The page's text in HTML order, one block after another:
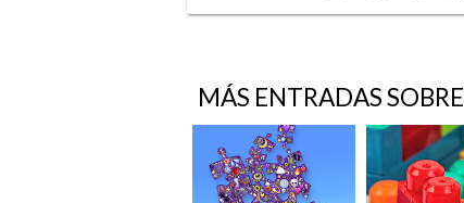
MÁS ENTRADAS SOBRE